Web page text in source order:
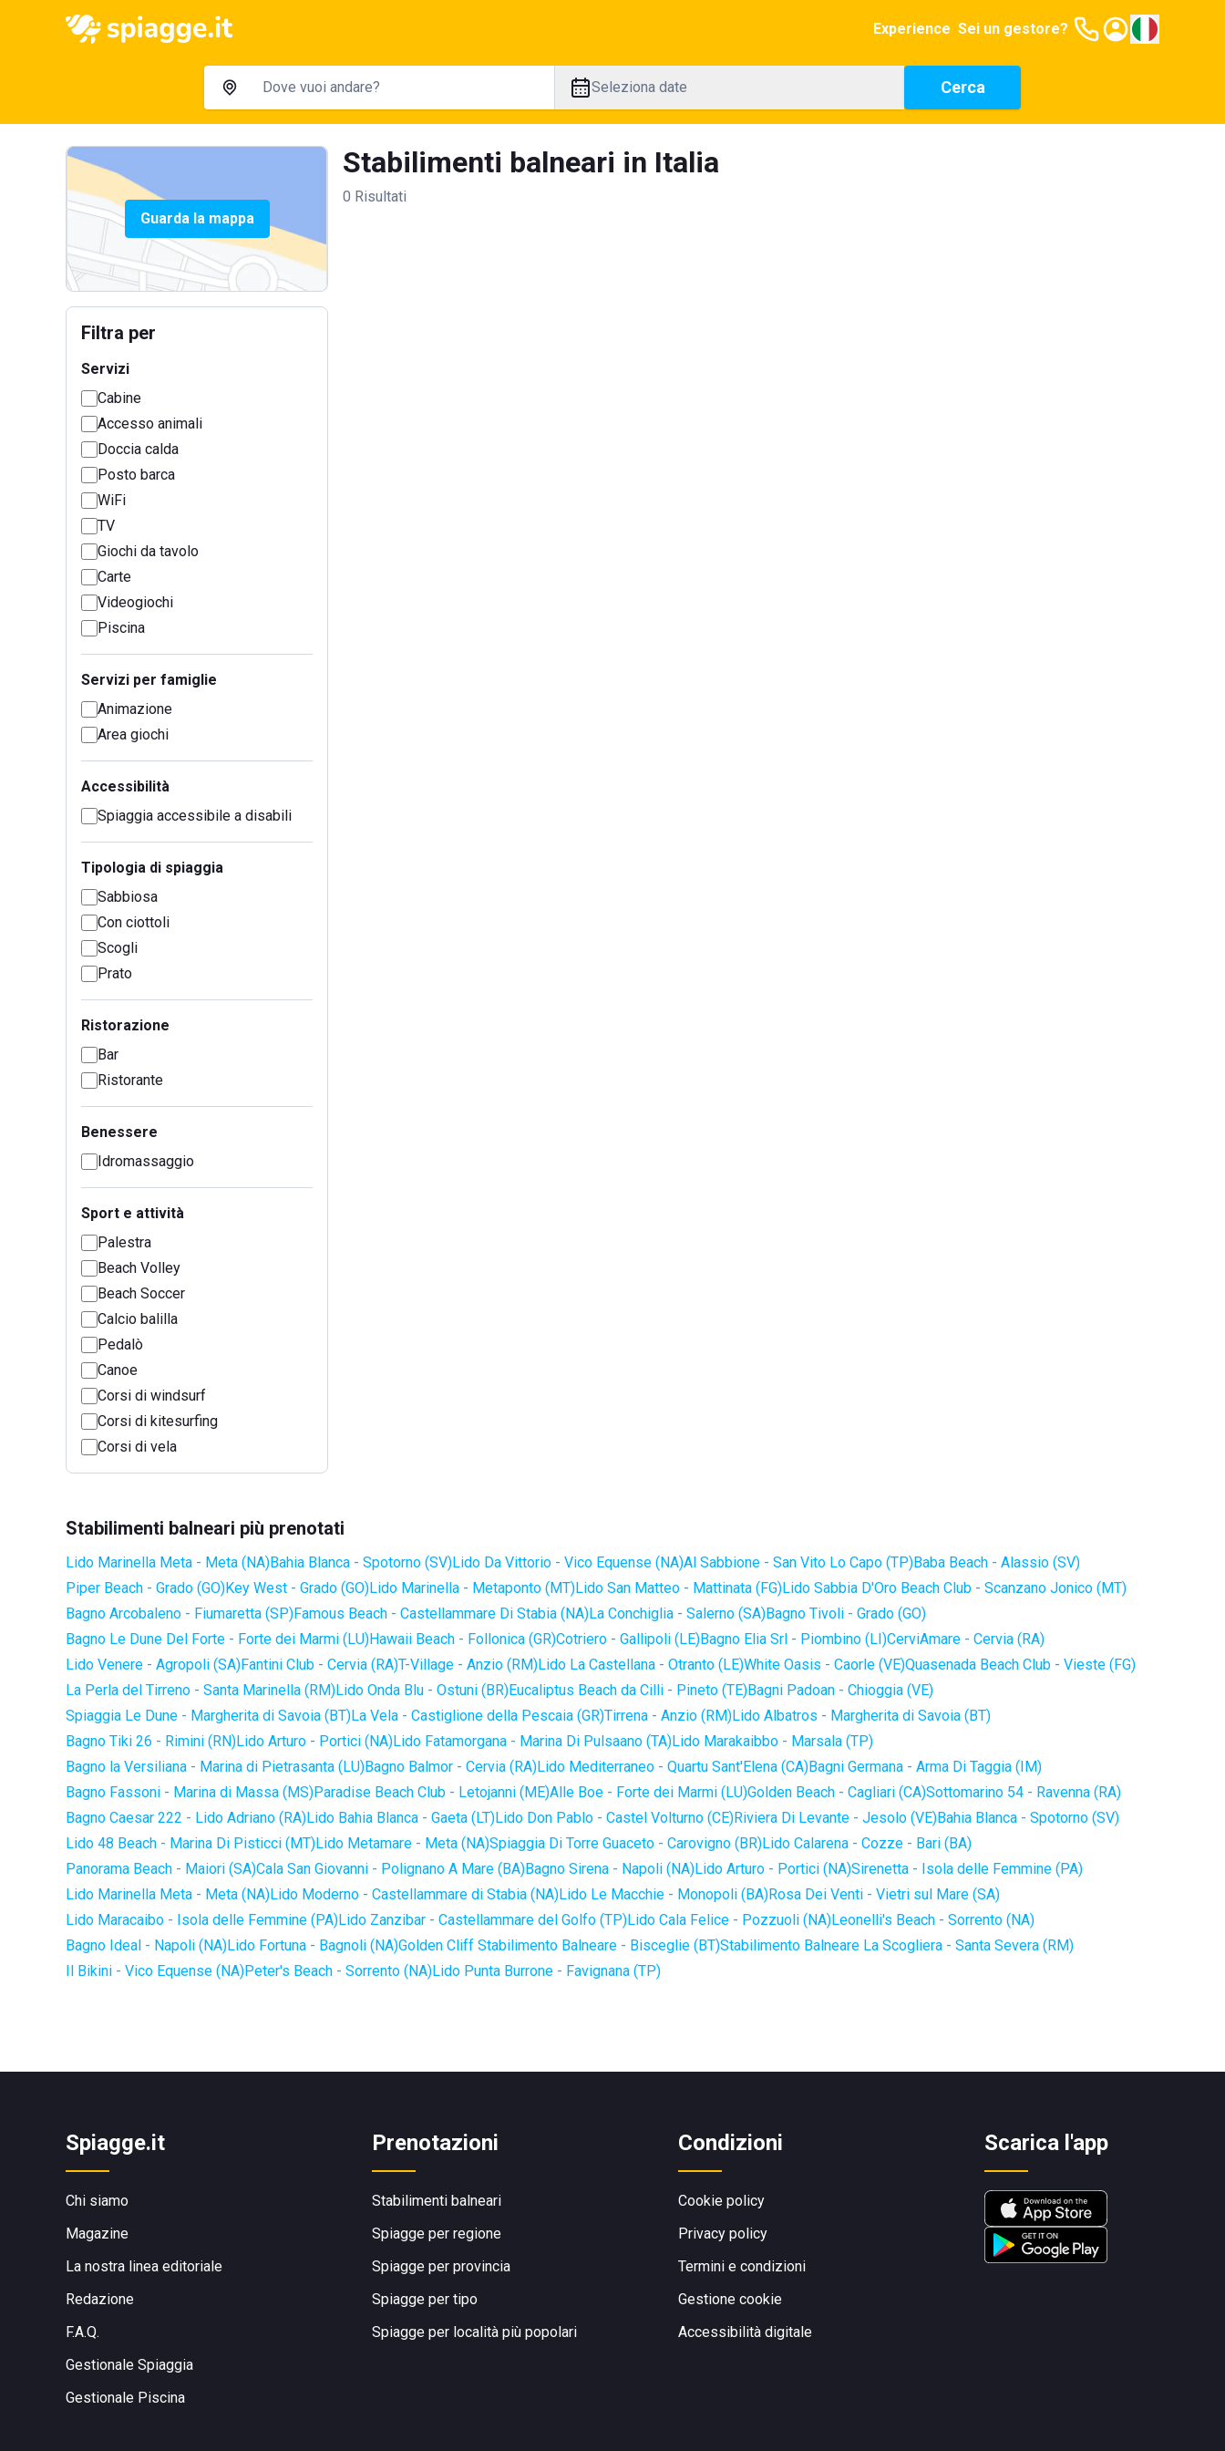
Experience Sei un gestore?
Seleziona date Cerca
Guarda la mappa
Filtra per
Servizi
Cabine
Accesso animali
Doccia calda
Posto barca
WiFi
TV
Giochi da tavolo
Carte
Videogiochi
Piscina
Servizi per famiglie
Animazione
Area giochi
Accessibilità
Spiaggia accessibile a disabili
Tipologia di spiaggia
Sabbiosa
Con ciottoli
Scogli
Prato
Ristorazione
Bar
Ristorante
Benessere
Idromassaggio
Sport e attività
Palestra
Beach Volley
Beach Soccer
Calcio balilla
Pedalò
Canoe
Corsi di windsurf
Corsi di kitesurfing
Corsi di vela
Stabilimenti balneari in Italia
0 Risultati
Stabilimenti balneari più prenotati
Lido Marinella Meta - Meta (NA)Bahia Blanca - Spotorno (SV)Lido Da Vittorio - Vico Equense (NA)Al Sabbione - San Vito Lo Capo (TP)Baba Beach - Alassio (SV)
Piper Beach - Grado (GO)Key West - Grado (GO)Lido Marinella - Metaponto (MT)Lido San Matteo - Mattinata (FG)Lido Sabbia D'Oro Beach Club - Scanzano Jonico (MT)
Bagno Arcobaleno - Fiumaretta (SP)Famous Beach - Castellammare Di Stabia (NA)La Conchiglia - Salerno (SA)Bagno Tivoli - Grado (GO)
Bagno Le Dune Del Forte - Forte dei Marmi (LU)Hawaii Beach - Follonica (GR)Cotriero - Gallipoli (LE)Bagno Elia Srl - Piombino (LI)CerviAmare - Cervia (RA)
Lido Venere - Agropoli (SA)Fantini Club - Cervia (RA)T-Village - Anzio (RM)Lido La Castellana - Otranto (LE)White Oasis - Caorle (VE)Quasenada Beach Club - Vieste (FG)
La Perla del Tirreno - Santa Marinella (RM)Lido Onda Blu - Ostuni (BR)Eucaliptus Beach da Cilli - Pineto (TE)Bagni Padoan - Chioggia (VE)
Spiaggia Le Dune - Margherita di Savoia (BT)La Vela - Castiglione della Pescaia (GR)Tirrena - Anzio (RM)Lido Albatros - Margherita di Savoia (BT)
Bagno Tiki 26 - Rimini (RN)Lido Arturo - Portici (NA)Lido Fatamorgana - Marina Di Pulsaano (TA)Lido Marakaibbo - Marsala (TP)
Bagno la Versiliana - Marina di Pietrasanta (LU)Bagno Balmor - Cervia (RA)Lido Mediterraneo - Quartu Sant'Elena (CA)Bagni Germana - Arma Di Taggia (IM)
Bagno Fassoni - Marina di Massa (MS)Paradise Beach Club - Letojanni (ME)Alle Boe - Forte dei Marmi (LU)Golden Beach - Cagliari (CA)Sottomarino 54 - Ravenna (RA)
Bagno Caesar 222 - Lido Adriano (RA)Lido Bahia Blanca - Gaeta (LT)Lido Don Pablo - Castel Volturno (CE)Riviera Di Levante - Jesolo (VE)Bahia Blanca - Spotorno (SV)
Lido 48 Beach - Marina Di Pisticci (MT)Lido Metamare - Meta (NA)Spiaggia Di Torre Guaceto - Carovigno (BR)Lido Calarena - Cozze - Bari (BA)
Panorama Beach - Maiori (SA)Cala San Giovanni - Polignano A Mare (BA)Bagno Sirena - Napoli (NA)Lido Arturo - Portici (NA)Sirenetta - Isola delle Femmine (PA)
Lido Marinella Meta - Meta (NA)Lido Moderno - Castellammare di Stabia (NA)Lido Le Macchie - Monopoli (BA)Rosa Dei Venti - Vietri sul Mare (SA)
Lido Maracaibo - Isola delle Femmine (PA)Lido Zanzibar - Castellammare del Golfo (TP)Lido Cala Felice - Pozzuoli (NA)Leonelli's Beach - Sorrento (NA)
Bagno Ideal - Napoli (NA)Lido Fortuna - Bagnoli (NA)Golden Cliff Stabilimento Balneare - Bisceglie (BT)Stabilimento Balneare La Scogliera - Santa Severa (RM)
Il Bikini - Vico Equense (NA)Peter's Beach - Sorrento (NA)Lido Punta Burrone - Favignana (TP)
Spiagge.it
Chi siamo
Magazine
La nostra linea editoriale
Redazione
F.A.Q.
Gestionale Spiaggia
Gestionale Piscina
Prenotazioni
Stabilimenti balneari
Spiagge per regione
Spiagge per provincia
Spiagge per tipo
Spiagge per località più popolari
Condizioni
Cookie policy
Privacy policy
Termini e condizioni
Gestione cookie
Accessibilità digitale
Scarica l'app